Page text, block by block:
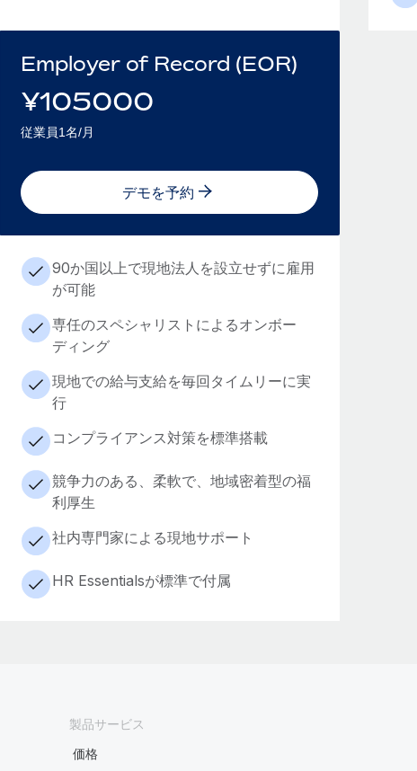
Employer of Record (EOR)
¥105000
従業員1名/月
デモを予約
90か国以上で現地法人を設立せずに雇用
が可能
専任のスペシャリストによるオンボー
ディング
現地での給与支給を毎回タイムリーに実
行
コンプライアンス対策を標準搭載
競争力のある、柔軟で、地域密着型の福
利厚生
社内専門家による現地サポート
HR Essentialsが標準で付属
製品サービス
価格